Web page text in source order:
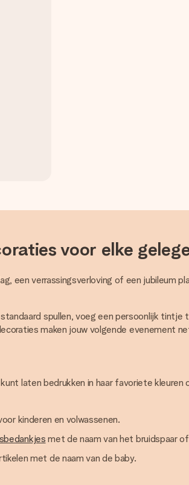
voor elke
een verrassingsverloving of een
spullen, voeg een persoonlijk
maken jouw volgende evenement
laten bedrukken in haar favoriete
kinderen en volwassenen.
met de naam van het bruidspaar
met de naam van de baby.